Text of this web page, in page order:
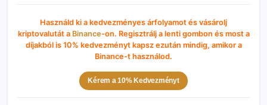
Használd ki a kedvezményes árfolyamot és vásárolj
kriptovalutát a Binance-on. Regisztrálj a lenti gombon és most a
díjakból is 10% kedvezményt kapsz ezután mindig, amikor a
Binance-t használod.
Kérem a 10% Kedvezményt